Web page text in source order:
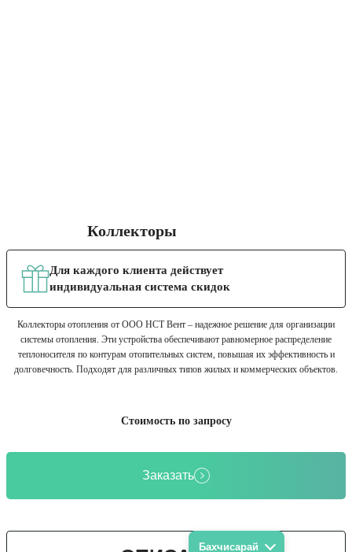
Бахчисарай
Коллекторы
Для каждого клиента действует
индивидуальная система скидок
Коллекторы отопления от ООО НСТ Вент – надежное решение для организации
системы отопления. Эти устройства обеспечивают равномерное распределение
теплоносителя по контурам отопительных систем, повышая их эффективность и
долговечность. Подходят для различных типов жилых и коммерческих объектов.
Стоимость по запросу
Заказать